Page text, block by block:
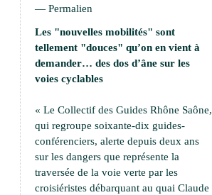
— Permalien
Les "nouvelles mobilités" sont
tellement "douces" qu’on en vient à
demander… des dos d’âne sur les
voies cyclables
« Le Collectif des Guides Rhône Saône,
qui regroupe soixante-dix guides-
conférenciers, alerte depuis deux ans
sur les dangers que représente la
traversée de la voie verte par les
croisiéristes débarquant au quai Claude